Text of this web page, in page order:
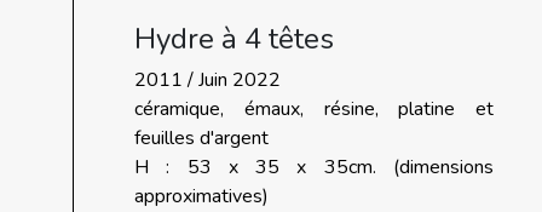
Hydre à 4 têtes
2011 / Juin 2022
céramique, émaux, résine, platine et
feuilles d'argent
H : 53 x 35 x 35cm. (dimensions
approximatives)